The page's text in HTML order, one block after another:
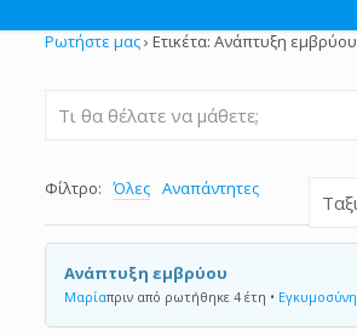
Ρωτήστε μας› Ετικέτα: Ανάπτυξη εμβρύου
Φίλτρο: Όλες Αναπάντητες
Ανάπτυξη εμβρύου
Μαρίαπριν από ρωτήθηκε 4 έτη • Εγκυμοσύνη